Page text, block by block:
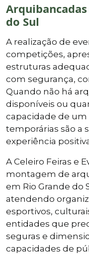
do Sul
A realização de
competições,
estruturas
com segurança,
Quando não há
disponíveis ou
capacidade de um
temporárias são a
experiência
A Celeiro Feiras e
montagem de
em Rio Grande do
atendendo
esportivos,
entidades que
seguras e
capacidades de